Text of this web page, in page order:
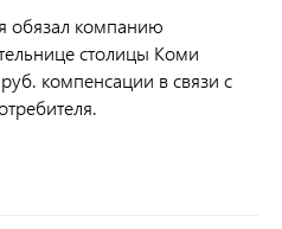
обязал компанию
столицы Коми
компенсации в связи с